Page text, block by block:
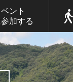
ント
加する